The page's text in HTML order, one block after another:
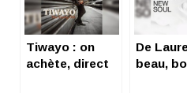
Tiwayo : on
achète, direct
De
beau,